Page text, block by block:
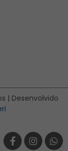
| Desenvolvido